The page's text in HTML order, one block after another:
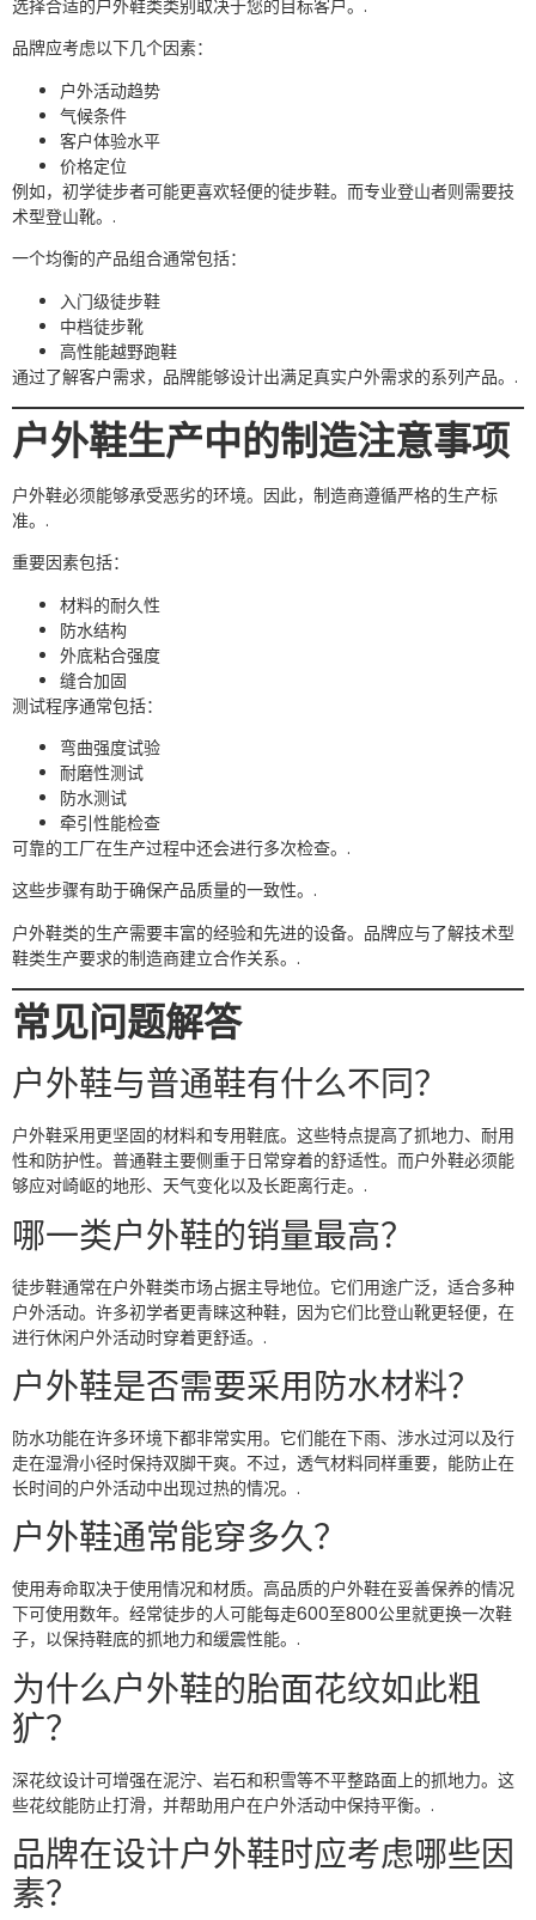
选择合适的户外鞋类类别取决于您的目标客户。.
品牌应考虑以下几个因素：
户外活动趋势
气候条件
客户体验水平
价格定位
例如，初学徒步者可能更喜欢轻便的徒步鞋。而专业登山者则需要技
术型登山靴。.
一个均衡的产品组合通常包括：
入门级徒步鞋
中档徒步靴
高性能越野跑鞋
通过了解客户需求，品牌能够设计出满足真实户外需求的系列产品。.
户外鞋生产中的制造注意事项
户外鞋必须能够承受恶劣的环境。因此，制造商遵循严格的生产标
准。.
重要因素包括：
材料的耐久性
防水结构
外底粘合强度
缝合加固
测试程序通常包括：
弯曲强度试验
耐磨性测试
防水测试
牵引性能检查
可靠的工厂在生产过程中还会进行多次检查。.
这些步骤有助于确保产品质量的一致性。.
户外鞋类的生产需要丰富的经验和先进的设备。品牌应与了解技术型
鞋类生产要求的制造商建立合作关系。.
常见问题解答
户外鞋与普通鞋有什么不同？
户外鞋采用更坚固的材料和专用鞋底。这些特点提高了抓地力、耐用
性和防护性。普通鞋主要侧重于日常穿着的舒适性。而户外鞋必须能
够应对崎岖的地形、天气变化以及长距离行走。.
哪一类户外鞋的销量最高？
徒步鞋通常在户外鞋类市场占据主导地位。它们用途广泛，适合多种
户外活动。许多初学者更青睐这种鞋，因为它们比登山靴更轻便，在
进行休闲户外活动时穿着更舒适。.
户外鞋是否需要采用防水材料？
防水功能在许多环境下都非常实用。它们能在下雨、涉水过河以及行
走在湿滑小径时保持双脚干爽。不过，透气材料同样重要，能防止在
长时间的户外活动中出现过热的情况。.
户外鞋通常能穿多久？
使用寿命取决于使用情况和材质。高品质的户外鞋在妥善保养的情况
下可使用数年。经常徒步的人可能每走600至800公里就更换一次鞋
子，以保持鞋底的抓地力和缓震性能。.
为什么户外鞋的胎面花纹如此粗
犷？
深花纹设计可增强在泥泞、岩石和积雪等不平整路面上的抓地力。这
些花纹能防止打滑，并帮助用户在户外活动中保持平衡。.
品牌在设计户外鞋时应考虑哪些因
素？